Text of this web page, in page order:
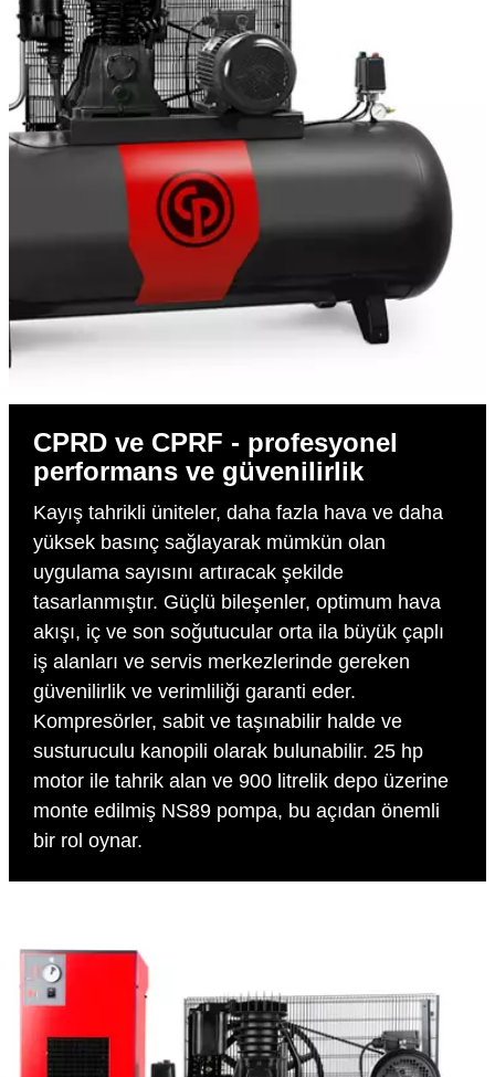
CPRD ve CPRF - profesyonel
performans ve güvenilirlik
Kayış tahrikli üniteler, daha fazla hava ve daha
yüksek basınç sağlayarak mümkün olan
uygulama sayısını artıracak şekilde
tasarlanmıştır. Güçlü bileşenler, optimum hava
akışı, iç ve son soğutucular orta ila büyük çaplı
iş alanları ve servis merkezlerinde gereken
güvenilirlik ve verimliliği garanti eder.
Kompresörler, sabit ve taşınabilir halde ve
susturuculu kanopili olarak bulunabilir. 25 hp
motor ile tahrik alan ve 900 litrelik depo üzerine
monte edilmiş NS89 pompa, bu açıdan önemli
bir rol oynar.